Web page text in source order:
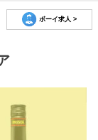
ボーイ求人 >